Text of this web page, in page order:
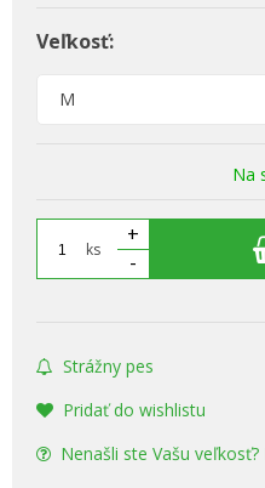
Veľkosť:
M
Na
ks
+
-
Strážny pes
Pridať do wishlistu
Nenašli ste Vašu